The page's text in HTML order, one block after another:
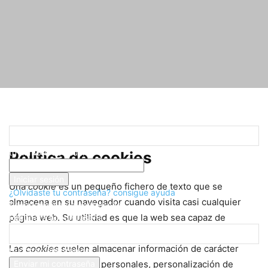
tu nombre de usuario
tu contraseña
¿Olvidaste tu contraseña? consigue ayuda
Recuperación de contraseña
Recupera tu contraseña
tu correo electrónico
Política de cookies
Unacookiees un pequeño fichero de texto que se
almacena en su navegador cuando visita casi cualquier
página web. Su utilidad es que la web sea capaz de
Las cookies suelen almacenar información de carácter
técnico, preferencias personales, personalización de